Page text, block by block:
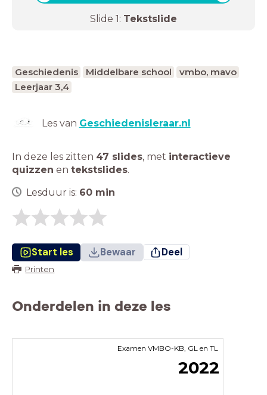
Slide 1: Tekstslide
Geschiedenis Middelbare school
vmbo, mavo
Leerjaar 3,4
Les van Geschiedenisleraar.nl
In deze les zitten 47 slides, met interactieve
quizzen en tekstslides.
Lesduur is: 60 min
Start les Bewaar Deel
Printen
Onderdelen in deze les
Examen VMBO-KB, GL en TL
2022